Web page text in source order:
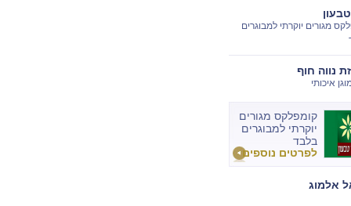
מגורים יוקרתי למבוגרים
נווה חוף
איכותי
קומפלקס מגורים
יוקרתי למבוגרים
בלבד
לפרטים נוספים
אלמוג